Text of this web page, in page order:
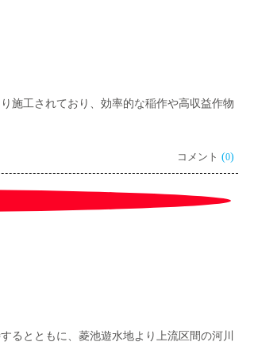
施工されており、効率的な稲作や高収益作物
コメント (0)
るとともに、菱池遊水地より上流区間の河川